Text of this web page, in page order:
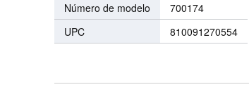
Número de modelo
700174
UPC
810091270554